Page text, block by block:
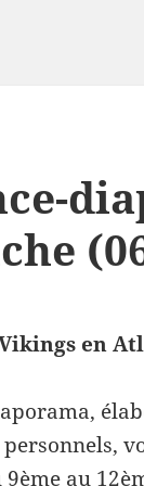
en
au